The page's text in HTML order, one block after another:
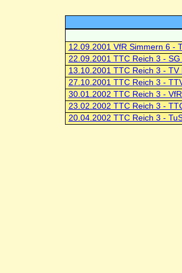
12.09.2001 VfR Simmern 6 -
22.09.2001 TTC Reich 3 -
13.10.2001 TTC Reich 3 - TV
27.10.2001 TTC Reich 3 -
30.01.2002 TTC Reich 3 -
23.02.2002 TTC Reich 3 -
20.04.2002 TTC Reich 3 -